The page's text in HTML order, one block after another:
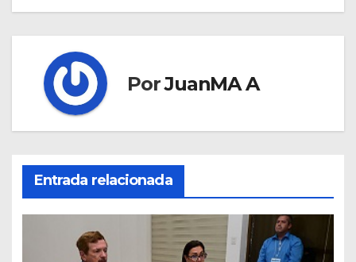
PorJuanMA A
Entrada relacionada